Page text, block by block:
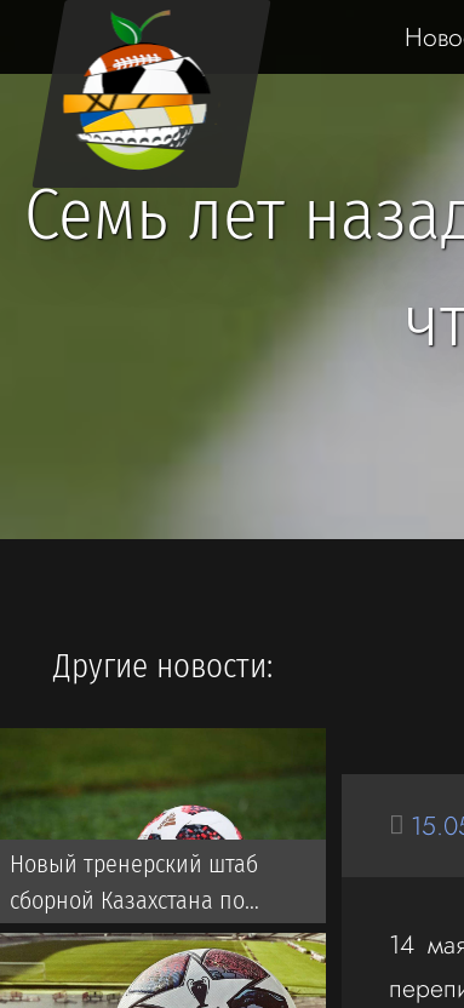
Семь лет
14
Другие новости:
Новый тренерский штаб
сборной Казахстана по
футболу: кто будет помогать
ван’т Схипу